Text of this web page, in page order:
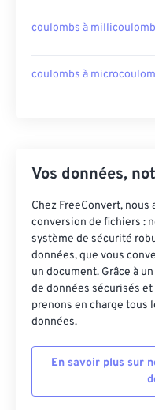
coulombs à
coulombs à
Vos données,
Chez FreeConvert,
conversion de fichiers :
système de sécurité
données, que vous
un document. Grâce à
de données sécurisés
prenons en charge tous
données.
En savoir plus sur